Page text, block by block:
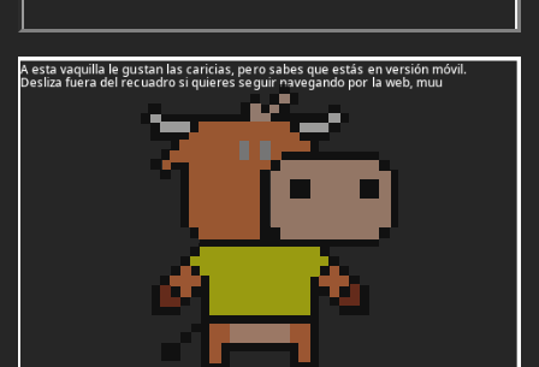
1997:Murchante (Navarra)
1998:Tordera (Barcelona)
El Bonillo (Albacete)
Nuevo Baztán (Madrid)
Griñón (Madrid)